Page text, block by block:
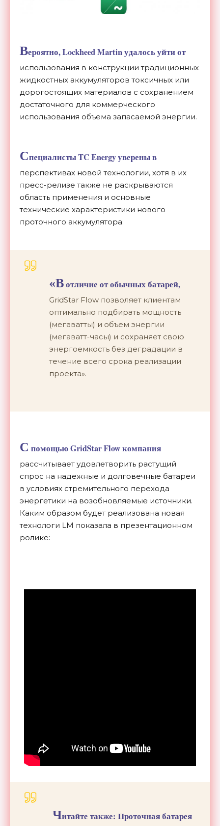
Вероятно, Lockheed Martin удалось уйти от
использования в конструкции традиционных
жидкостных аккумуляторов токсичных или
дорогостоящих материалов с сохранением
достаточного для коммерческого
использования объема запасаемой энергии.
Специалисты TC Energy уверены в
перспективах новой технологии, хотя в их
пресс-релизе также не раскрываются
область применения и основные
технические характеристики нового
проточного аккумулятора:
«Вотличие от обычных батарей,
GridStar Flow позволяет клиентам
оптимально подбирать мощность
(мегаватты) и объем энергии
(мегаватт-часы) и сохраняет свою
энергоемкость без деградации в
течение всего срока реализации
проекта».
С помощью GridStar Flow компания
рассчитывает удовлетворить растущий
спрос на надежные и долговечные батареи
в условиях стремительного перехода
энергетики на возобновляемые источники.
Каким образом будет реализована новая
технологи LM показала в презентационном
ролике:
Читайте также: Проточная батарея